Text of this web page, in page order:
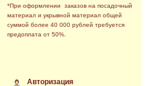
*При оформлении заказов на посадочный
материал и укрывной материал общей
суммой более 40 000 рублей требуется
предоплата от 50%.
Авторизация